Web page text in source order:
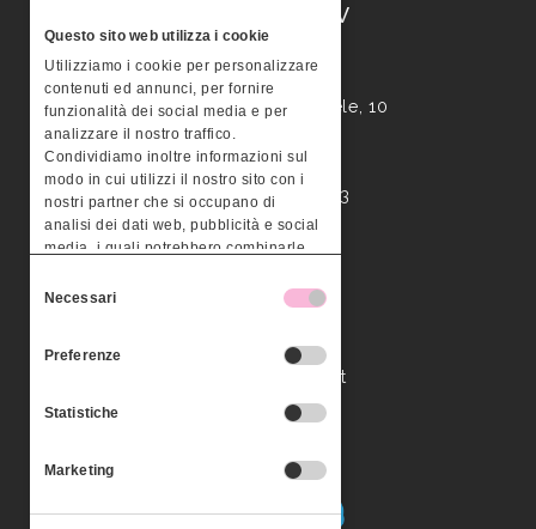
Questo sito web utilizza i cookie
Utilizziamo i cookie per personalizzare
contenuti ed annunci, per fornire
funzionalità dei social media e per
analizzare il nostro traffico.
Condividiamo inoltre informazioni sul
modo in cui utilizzi il nostro sito con i
nostri partner che si occupano di
analisi dei dati web, pubblicità e social
media, i quali potrebbero combinarle
loro o che hanno raccolto dal tuo
Necessari
Preferenze
Statistiche
Marketing
MONTERA STV
Palazzo Valle
Contrà Busa San Michele, 10
36100 – Vicenza
P.IVA 03295960243
Contattaci
Fax 0444 525790
info@monterastv.it